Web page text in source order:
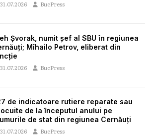
31.07.2026 BucPress
Șvorak, numit șef al SBU în regiunea
Mîhailo Petrov, eliberat din
31.07.2026 BucPress
de indicatoare rutiere reparate sau
de la începutul anului pe
de stat din regiunea Cernăuți
31.07.2026 BucPress